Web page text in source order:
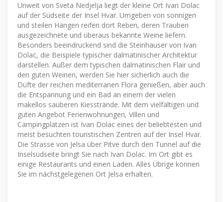
Unweit von Sveta Nedjelja liegt der kleine Ort Ivan Dolac
auf der Südseite der Insel Hvar. Umgeben von sonnigen
und steilen Hängen reifen dort Reben, deren Trauben
ausgezeichnete und überaus bekannte Weine liefern.
Besonders beeindruckend sind die Steinhäuser von Ivan
Dolac, die Beispiele typischer dalmatinischer Architektur
darstellen. Außer dem typischen dalmatinischen Flair und
den guten Weinen, werden Sie hier sicherlich auch die
Düfte der reichen mediterranen Flora genießen, aber auch
die Entspannung und ein Bad an einem der vielen
makellos sauberen Kiesstrände. Mit dem vielfältigen und
guten Angebot Ferienwohnungen, Villen und
Campingplätzen ist Ivan Dolac eines der beliebtesten und
meist besuchten touristischen Zentren auf der Insel Hvar.
Die Strasse von Jelsa über Pitve durch den Tunnel auf die
Inselsüdseite bringt Sie nach Ivan Dolac. Im Ort gibt es
einige Restaurants und einen Laden. Alles Übrige können
Sie im nächstgelegenen Ort Jelsa erhalten.